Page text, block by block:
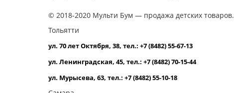
© 2018-2020 Мульти Бум — продажа детских товаров.
Тольятти
ул. 70 лет Октября, 38, тел.: +7 (8482) 55-67-13
ул. Ленинградская, 45, тел.: +7 (8482) 70-15-44
ул. Мурысева, 63, тел.: +7 (8482) 55-10-18